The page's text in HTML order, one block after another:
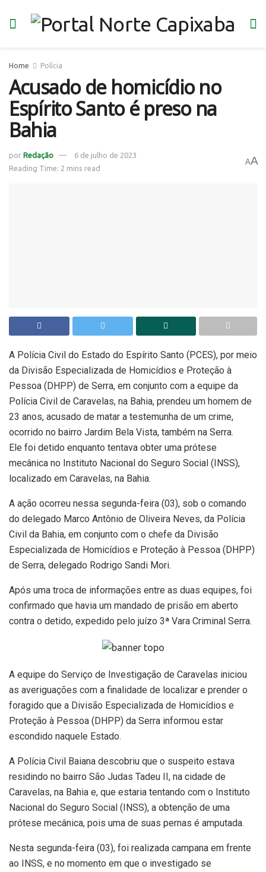
Home Polícia
Acusado de homicídio no
Espírito Santo é preso na
Bahia
por Redação
6 de julho de 2023
Reading Time: 2 mins read
AA
A Polícia Civil do Estado do Espírito Santo (PCES), por meio
da Divisão Especializada de Homicídios e Proteção à
Pessoa (DHPP) de Serra, em conjunto com a equipe da
Polícia Civil de Caravelas, na Bahia, prendeu um homem de
23 anos, acusado de matar a testemunha de um crime,
ocorrido no bairro Jardim Bela Vista, também na Serra.
Ele foi detido enquanto tentava obter uma prótese
mecânica no Instituto Nacional do Seguro Social (INSS),
localizado em Caravelas, na Bahia.
A ação ocorreu nessa segunda-feira (03), sob o comando
do delegado Marco Antônio de Oliveira Neves, da Polícia
Civil da Bahia, em conjunto com o chefe da Divisão
Especializada de Homicídios e Proteção à Pessoa (DHPP)
de Serra, delegado Rodrigo Sandi Mori.
Após uma troca de informações entre as duas equipes, foi
confirmado que havia um mandado de prisão em aberto
contra o detido, expedido pelo juízo 3ª Vara Criminal Serra.
A equipe do Serviço de Investigação de Caravelas iniciou
as averiguações com a finalidade de localizar e prender o
foragido que a Divisão Especializada de Homicídios e
Proteção à Pessoa (DHPP) da Serra informou estar
escondido naquele Estado.
A Polícia Civil Baiana descobriu que o suspeito estava
residindo no bairro São Judas Tadeu II, na cidade de
Caravelas, na Bahia e, que estaria tentando com o Instituto
Nacional do Seguro Social (INSS), a obtenção de uma
prótese mecânica, pois uma de suas pernas é amputada.
Nesta segunda-feira (03), foi realizada campana em frente
ao INSS, e no momento em que o investigado se